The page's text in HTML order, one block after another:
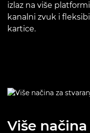
izlaz na više
kanalni zvuk i
kartice.
Više